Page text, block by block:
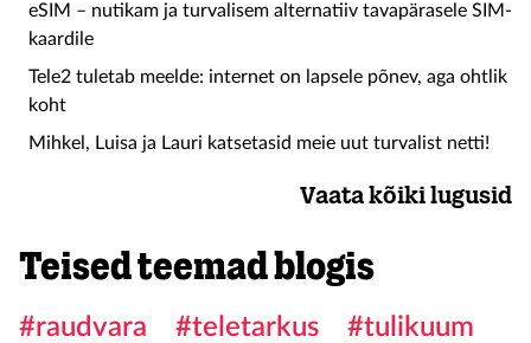
eSIM – nutikam ja turvalisem alternatiiv tavapärasele SIM-
kaardile
Tele2 tuletab meelde: internet on lapsele põnev, aga ohtlik
koht
Mihkel, Luisa ja Lauri katsetasid meie uut turvalist netti!
Vaata kõiki lugusid
Teised teemad blogis
#raudvara #teletarkus
#tulikuum